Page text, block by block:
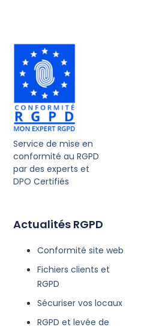
Service de mise en
conformité au RGPD
par des experts et
DPO Certifiés
Actualités RGPD
Conformité site web
Fichiers clients et
RGPD
Sécuriser vos locaux
RGPD et levée de